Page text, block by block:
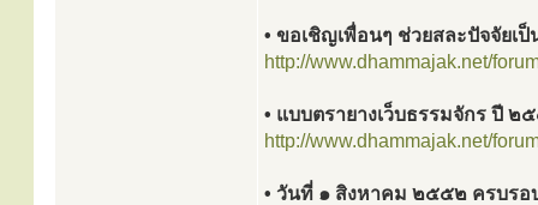
• ขอเชิญเพื่อนๆ ช่วยสละปัจจัยเ
http://www.dhammajak.net/
• แบบตรายางเว็บธรรมจักร ปี ๒
http://www.dhammajak.net/
• วันที่ ๑ สิงหาคม ๒๕๕๒ ครบรอ